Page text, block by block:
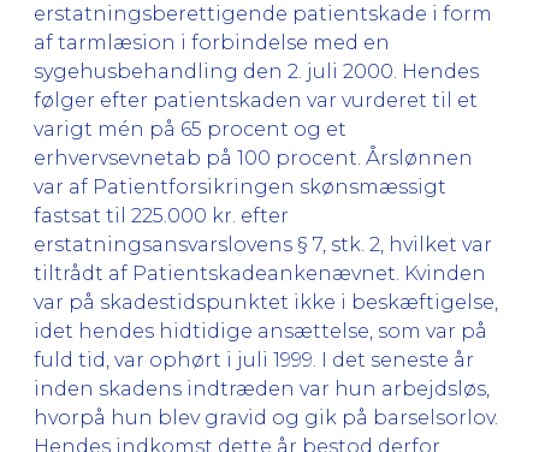
erstatningsberettigende patientskade i form
af tarmlæsion i forbindelse med en
sygehusbehandling den 2. juli 2000. Hendes
følger efter patientskaden var vurderet til et
varigt mén på 65 procent og et
erhvervsevnetab på 100 procent. Årslønnen
var af Patientforsikringen skønsmæssigt
fastsat til 225.000 kr. efter
erstatningsansvarslovens § 7, stk. 2, hvilket var
tiltrådt af Patientskadeankenævnet. Kvinden
var på skadestidspunktet ikke i beskæftigelse,
idet hendes hidtidige ansættelse, som var på
fuld tid, var ophørt i juli 1999. I det seneste år
inden skadens indtræden var hun arbejdsløs,
hvorpå hun blev gravid og gik på barselsorlov.
Hendes indkomst dette år bestod derfor